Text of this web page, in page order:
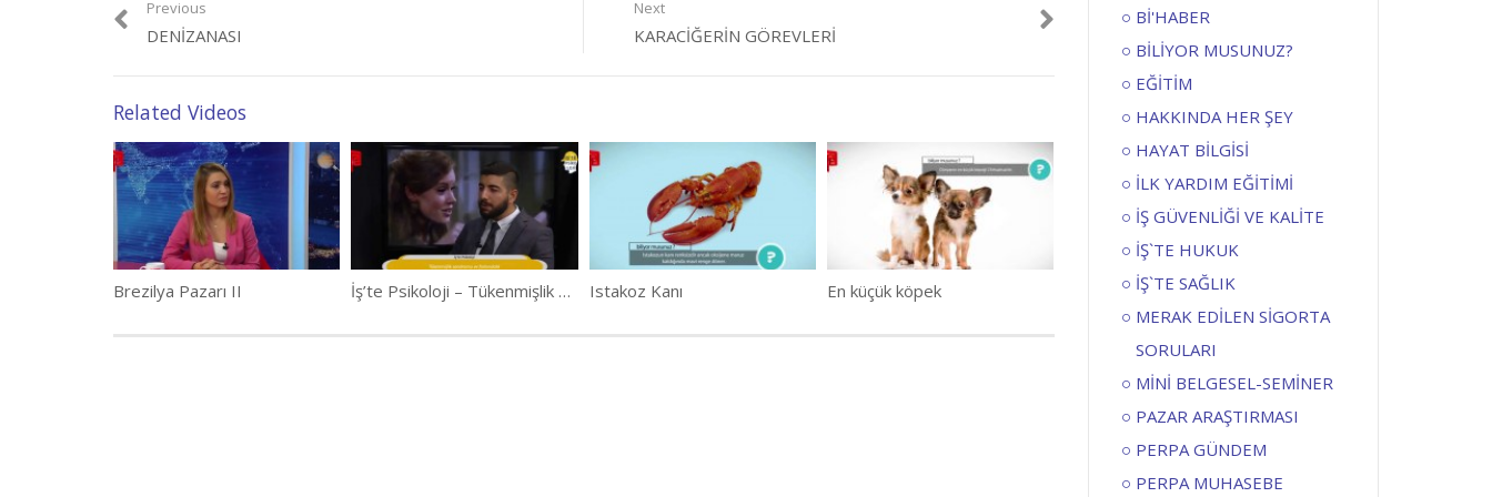
Previous
DENIZANASI
Next
KARACIĞERIN GÖREVLERI
Related Videos
Brezilya Pazarı II İş’te Psikoloji – Tükenmişlik Sendromu II Istakoz Kanı En küçük köpek
Bİ'HABER
BİLİYOR MUSUNUZ?
EĞİTİM
HAKKINDA HER ŞEY
HAYAT BİLGİSİ
İLK YARDIM EĞİTİMİ
İŞ GÜVENLİĞİ VE KALİTE
İŞ`TE HUKUK
İŞ`TE SAĞLIK
MERAK EDİLEN SİGORTA
SORULARI
MİNİ BELGESEL-SEMİNER
PAZAR ARAŞTIRMASI
PERPA GÜNDEM
PERPA MUHASEBE